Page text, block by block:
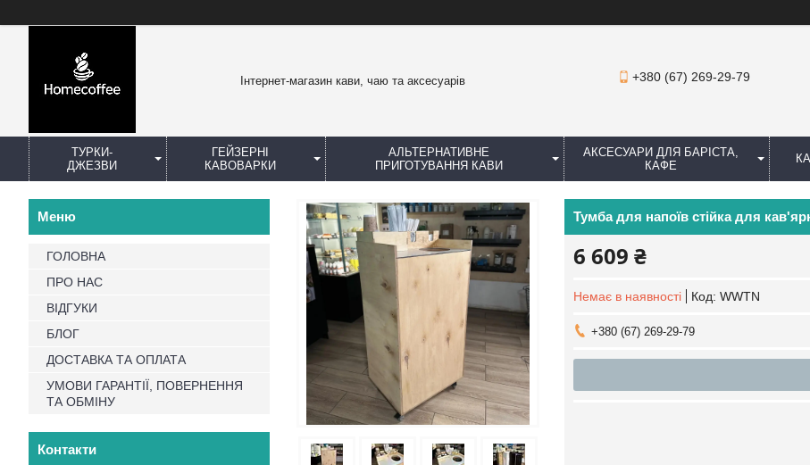
Інтернет-магазин кави, чаю та аксесуарів +380 (67) 269-29-79
ТУРКИ-
ДЖЕЗВИ
ГЕЙЗЕРНІ
КАВОВАРКИ
АЛЬТЕРНАТИВНЕ
ПРИГОТУВАННЯ КАВИ
АКСЕСУАРИ ДЛЯ БАРІСТА,
КАФЕ
Тумба для напоїв стійка для
6 609 ₴
Немає в наявності Код: WWTN
+380 (67) 269-29-79
ГОЛОВНА
ПРО НАС
ВІДГУКИ
БЛОГ
ДОСТАВКА ТА ОПЛАТА
УМОВИ ГАРАНТІЇ, ПОВЕРНЕННЯ
ТА ОБМІНУ
Контакти